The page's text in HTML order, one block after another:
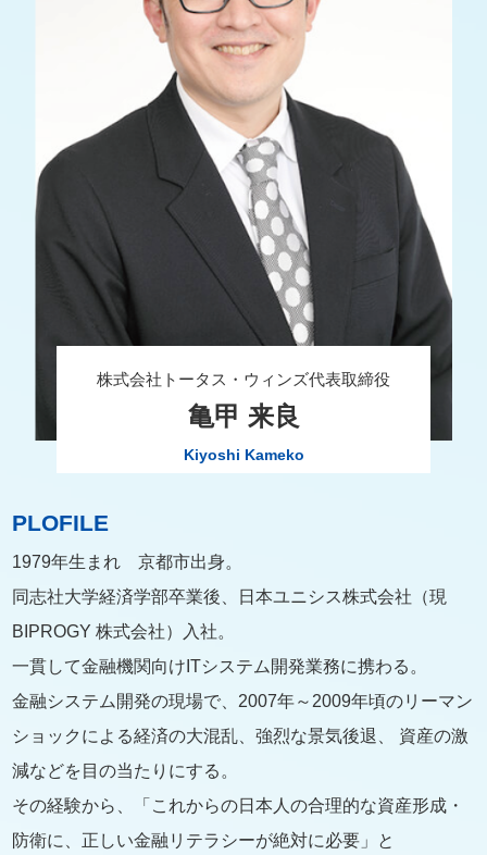
株式会社トータス・ウィンズ代表取締役
亀甲 来良
Kiyoshi Kameko
PLOFILE
1979年生まれ 京都市出身。
同志社大学経済学部卒業後、日本ユニシス株式会社（現
BIPROGY 株式会社）入社。
一貫して金融機関向けITシステム開発業務に携わる。
金融システム開発の現場で、2007年～2009年頃のリーマン
ショックによる経済の大混乱、強烈な景気後退、 資産の激
減などを目の当たりにする。
その経験から、「これからの日本人の合理的な資産形成・
防衛に、正しい金融リテラシーが絶対に必要」と